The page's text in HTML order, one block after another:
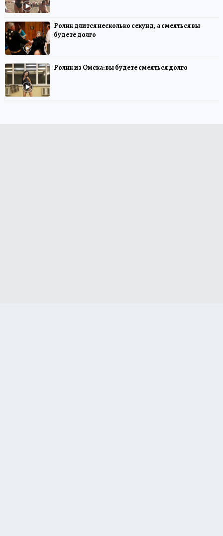
Ролик длится несколько секунд, а смеяться вы
будете долго
Ролик из Омска: вы будете смеяться долго